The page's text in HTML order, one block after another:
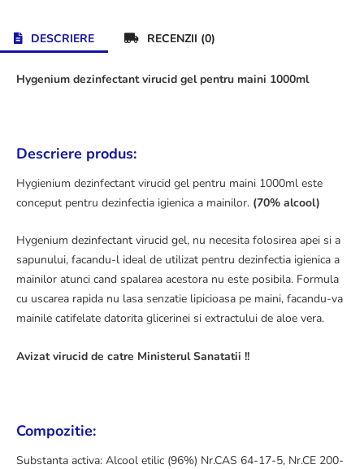
DESCRIERE RECENZII (0)
Hygenium dezinfectant virucid gel pentru maini 1000ml
Descriere produs:
Hygienium dezinfectant virucid gel pentru maini 1000ml este
conceput pentru dezinfectia igienica a mainilor. (70% alcool)
Hygenium dezinfectant virucid gel, nu necesita folosirea apei si a
sapunului, facandu-l ideal de utilizat pentru dezinfectia igienica a
mainilor atunci cand spalarea acestora nu este posibila. Formula
cu uscarea rapida nu lasa senzatie lipicioasa pe maini, facandu-va
mainile catifelate datorita glicerinei si extractului de aloe vera.
Avizat virucid de catre Ministerul Sanatatii !!
Compozitie:
Substanta activa: Alcool etilic (96%) Nr.CAS 64-17-5, Nr.CE 200-